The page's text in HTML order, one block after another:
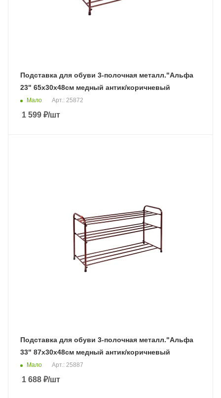
Подставка для обуви 3-полочная металл."Альфа
23" 65х30х48см медный антик/коричневый
Мало Арт.: 25872
1 599 ₽/шт
Подставка для обуви 3-полочная металл."Альфа
33" 87х30х48см медный антик/коричневый
Мало Арт.: 25887
1 688 ₽/шт